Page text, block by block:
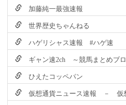
加藤純一最強速報
世界歴史ちゃんねる
ハゲリシャス速報 #ハゲ速
ギャン速2ch ～競馬まとめブロ
ひえたコッペパン
仮想通貨ニュース速報 － 仮